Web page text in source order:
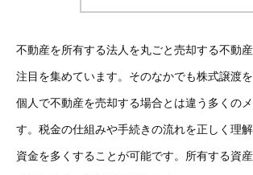
不動産を所有する法人を丸ごと売却する不動
注目を集めています。そのなかでも株式譲渡を
個人で不動産を売却する場合とは違う多くの
す。税金の仕組みや手続きの流れを正しく理
資金を多くすることが可能です。所有する資